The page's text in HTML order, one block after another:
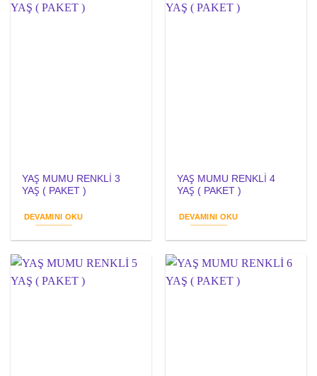
YAŞ MUMU RENKLİ 3
YAŞ ( PAKET )
DEVAMINI OKU
YAŞ MUMU RENKLİ 4
YAŞ ( PAKET )
DEVAMINI OKU